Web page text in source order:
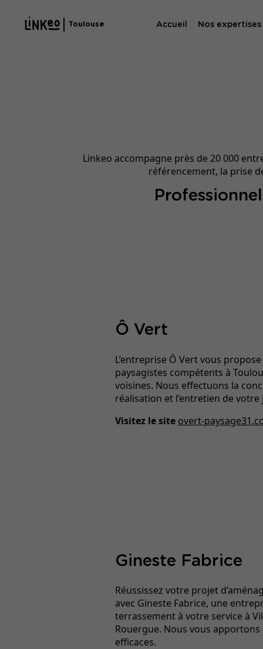
Toulouse Accueil Nos expertises
Linkeo accompagne près de 20 000
référencement, la prise
Ô Vert
L’entreprise Ô Vert vous
paysagistes compétents à
voisines. Nous effectuons la
réalisation et l’entretien de votre
Visitez le site overt-
Gineste Fabrice
Réussissez votre projet
avec Gineste Fabrice, une
terrassement à votre service à
Rouergue. Nous vous
efficaces.